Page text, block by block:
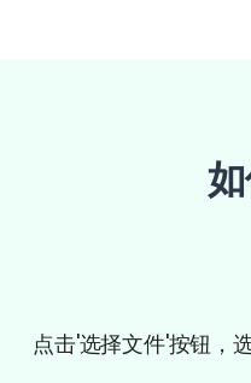
点击'选择文件'按钮，